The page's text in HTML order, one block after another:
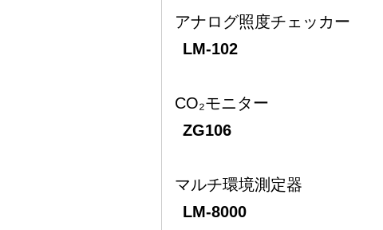
アナログ照度チェッカー
LM-102
CO₂モニター
ZG106
マルチ環境測定器
LM-8000